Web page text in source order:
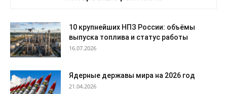
10 крупнейших НПЗ России: объёмы
выпуска топлива и статус работы
16.07.2026
Ядерные державы мира на 2026 год
21.04.2026